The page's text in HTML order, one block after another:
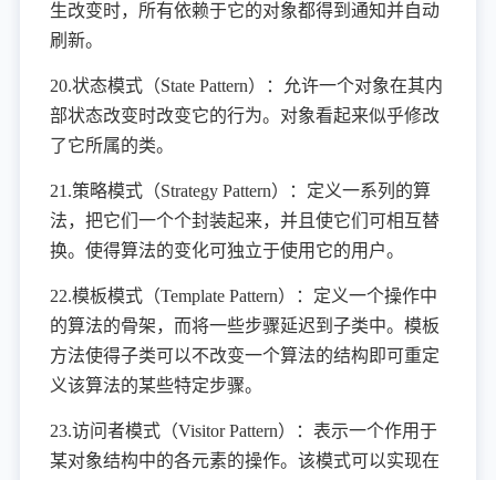
生改变时，所有依赖于它的对象都得到通知并自动
刷新。
20.状态模式（State Pattern）：允许一个对象在其内
部状态改变时改变它的行为。对象看起来似乎修改
了它所属的类。
21.策略模式（Strategy Pattern）：定义一系列的算
法，把它们一个个封装起来，并且使它们可相互替
换。使得算法的变化可独立于使用它的用户。
22.模板模式（Template Pattern）：定义一个操作中
的算法的骨架，而将一些步骤延迟到子类中。模板
方法使得子类可以不改变一个算法的结构即可重定
义该算法的某些特定步骤。
23.访问者模式（Visitor Pattern）：表示一个作用于
某对象结构中的各元素的操作。该模式可以实现在